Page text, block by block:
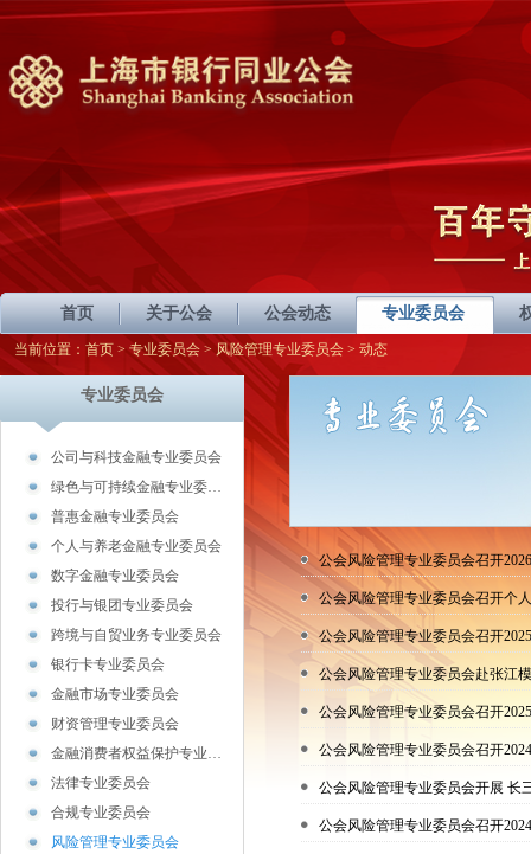
首页 关于公会 公会动态 专业委员会
当前位置： 首页 > 专业委员会 > 风险管理专业委员会 > 动态
专业委员会
公司与科技金融专业委员会
绿色与可持续金融专业委…
普惠金融专业委员会
个人与养老金融专业委员会
数字金融专业委员会
投行与银团专业委员会
跨境与自贸业务专业委员会
银行卡专业委员会
金融市场专业委员会
财资管理专业委员会
金融消费者权益保护专业…
法律专业委员会
合规专业委员会
风险管理专业委员会
公会风险管理专业委员会召开
公会风险管理专业委员会召开个
公会风险管理专业委员会召开
公会风险管理专业委员会赴张江
公会风险管理专业委员会召开
公会风险管理专业委员会召开
公会风险管理专业委员会开展 长
公会风险管理专业委员会召开